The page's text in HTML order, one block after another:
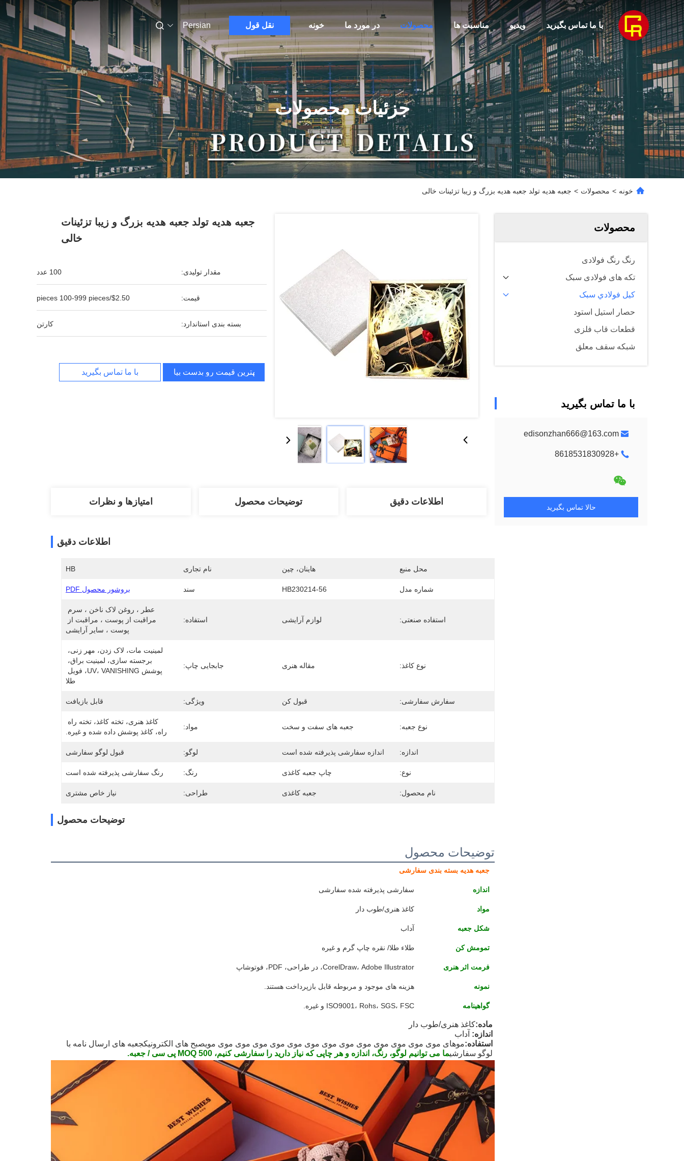
خونه در مورد ما محصولات مناسبت ها ویدیو با ما تماس بگیرید نقل قول Persian
جزئیات محصولات
خونه > محصولات > جعبه هدیه تولد جعبه هدیه بزرگ و زیبا تزئینات خالی
محصولات
رنگ رنگ فولادی
تکه های فولادی سبک
کيل فولادي سبک
حصار استیل استود
قطعات قاب فلزی
شبکه سقف معلق
با ما تماس بگیرید
edisonzhan666@163.com
+8618531830928
حالا تماس بگیرید
جعبه هدیه تولد جعبه هدیه بزرگ و زیبا تزئینات
خالی
مقدار تولیدی: 100 عدد
قیمت: $2.50/pieces 100-999 pieces
بسته بندی استاندارد: کارتن
بهترین قیمت رو بدست بیار با ما تماس بگیرید
اطلاعات دقیق توضیحات محصول امتیازها و نظرات
اطلاعات دقیق
محل منبع هاینان، چین نام تجاری HB
شماره مدل HB230214-56 سند بروشور محصول PDF
استفاده صنعتی: لوازم آرایشی استفاده:
پوست ، سایر آرایشی
نوع کاغذ: مقاله هنری جابجایی چاپ:
طلا
سفارش سفارشی: قبول کن ویژگی: قابل بازیافت
نوع جعبه: جعبه های سفت و سخت مواد:
راه، کاغذ پوشش داده شده و غیره.
اندازه: اندازه سفارشی پذیرفته شده است لوگو: قبول لوگو سفارشی
نوع: چاپ جعبه کاغذی رنگ: رنگ سفارشی پذیرفته شده است
نام محصول: جعبه کاغذی طراحی: نیاز خاص مشتری
توضیحات محصول
توضیحات محصول
جعبه هدیه بسته بندی سفارشی
اندازه سفارشی پذیرفته شده سفارشی
مواد کاغذ هنری/طوب دار
شکل جعبه آداب
تمومش کن طلاء طلا/ نقره چاپ گرم و غیره
فرمت اثر هنری CorelDraw، Adobe Illustrator، در طراحی، PDF، فوتوشاپ
نمونه هزینه های موجود و مربوطه قابل بازپرداخت هستند.
گواهینامه ISO9001، Rohs، SGS، FSC و غیره.
ماده:کاغذ هنری/طوب دار
اندازه: آداب
استفاده:موهای موی موی موی موی موی موی موی موی موی موی موی موی موی مویصبح های الکترونیکجعبه های ارسال نامه با
لوگو سفارشیما می توانیم لوگو، رنگ، اندازه و هر چاپی که نیاز دارید را سفارشی کنیم، MOQ 500 پی سی / جعبه.